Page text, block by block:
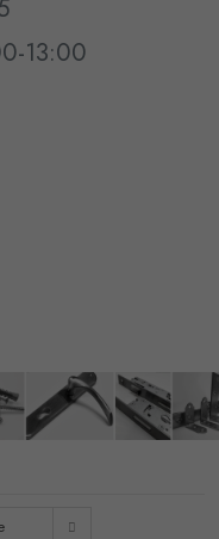
13:00